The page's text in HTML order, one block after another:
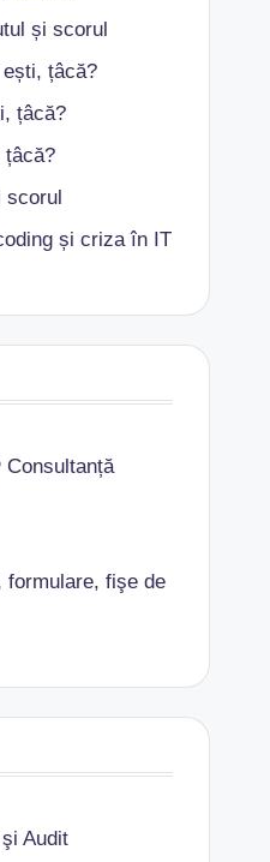
și scorul
țâcă?
țâcă?
țâcă?
scorul
și criza în IT
Consultanță
formulare, fişe de
Audit